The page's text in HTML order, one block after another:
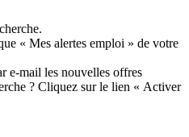
« Mes alertes emploi » de votre
e-mail les nouvelles offres
? Cliquez sur le lien « Activer